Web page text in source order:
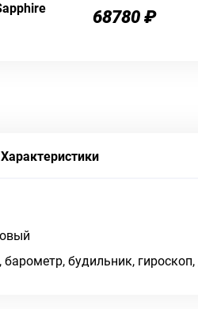
68780 ₽
Характеристики
будильник,